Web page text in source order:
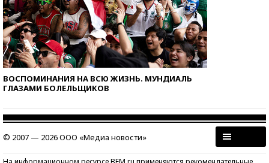
ВОСПОМИНАНИЯ НА ВСЮ ЖИЗНЬ. МУНДИАЛЬ
ГЛАЗАМИ БОЛЕЛЬЩИКОВ
© 2007 — 2026 ООО «Медиа новости»